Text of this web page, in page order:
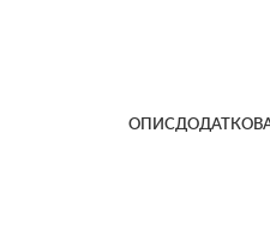
ОПИС